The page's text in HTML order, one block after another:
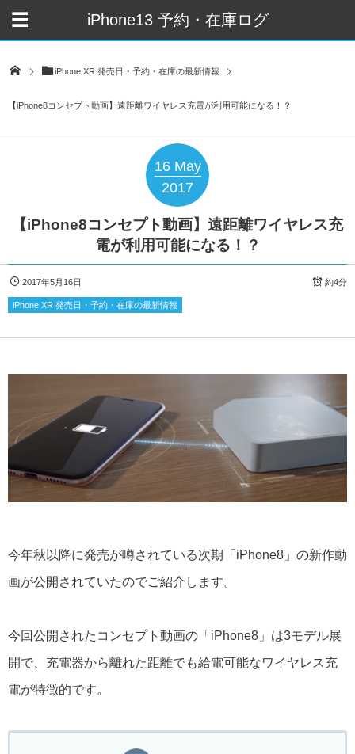
iPhone13 予約・在庫ログ
iPhone XR 発売日・予約・在庫の最新情報
【iPhone8コンセプト動画】遠距離ワイヤレス充電が利用可能になる！？
16 May
2017
【iPhone8コンセプト動画】遠距離ワイヤレス充
電が利用可能になる！？
2017年5月16日 約4分
iPhone XR 発売日・予約・在庫の最新情報
今年秋以降に発売が噂されている次期「iPhone8」の新作動
画が公開されていたのでご紹介します。
今回公開されたコンセプト動画の「iPhone8」は3モデル展
開で、充電器から離れた距離でも給電可能なワイヤレス充
電が特徴的です。